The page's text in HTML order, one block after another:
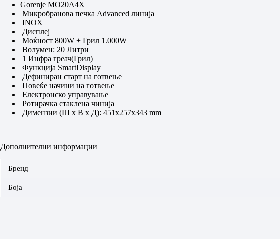
Gorenje MO20A4X
Микробранова печка Advanced линија
INOX
Дисплеј
Mоќност 800W + Грил 1.000W
Волумен: 20 Литри
1 Инфра греач(Грил)
Функција SmartDisplay
Дефиниран старт на готвење
Повеќе начини на готвење
Електронско управување
Ротирачка стаклена чинија
Димензии (Ш x В x Д): 451x257x343 mm
Дополнителни информации
Бренд
Боја